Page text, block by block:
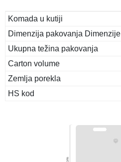
Komada u kutiji
Dimenzija pakovanja Dimenzije
Ukupna težina pakovanja
Carton volume
Zemlja porekla
HS kod